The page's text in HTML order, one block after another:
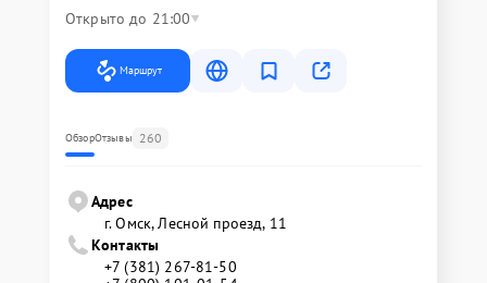
Открыто до 21:00
Маршрут
ОбзорОтзывы 260
Адрес
г. Омск, ​Лесной проезд, 11
Контакты
+7 (381) 267-81-50